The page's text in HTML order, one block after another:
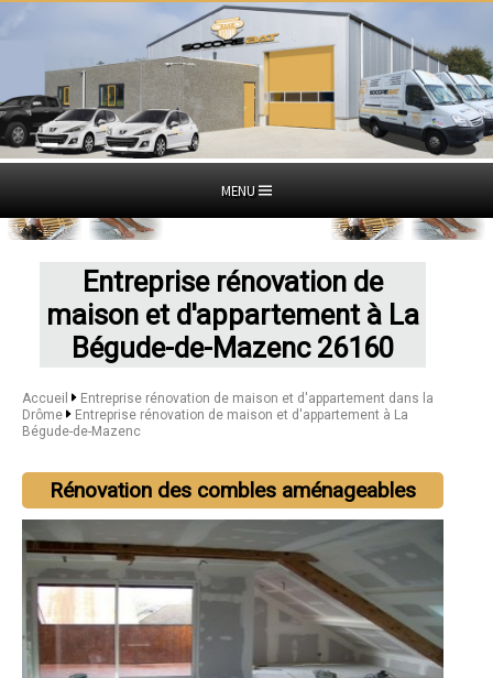
MENU
Entreprise rénovation de
maison et d'appartement à La
Bégude-de-Mazenc 26160
Accueil
Entreprise rénovation de maison et d'appartement dans la
Drôme
Entreprise rénovation de maison et d'appartement à La
Bégude-de-Mazenc
Rénovation des combles aménageables